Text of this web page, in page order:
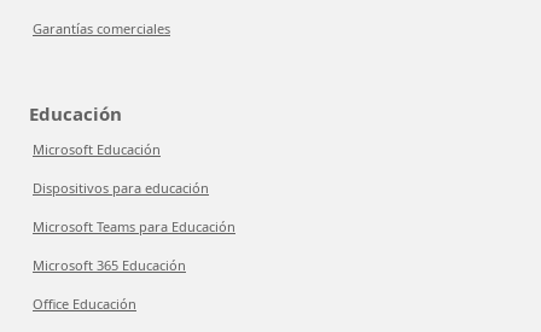
Garantías comerciales
Educación
Microsoft Educación
Dispositivos para educación
Microsoft Teams para Educación
Microsoft 365 Educación
Office Educación